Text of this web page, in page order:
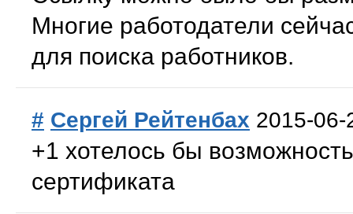
Многие работодатели
для поиска работников.
# Сергей Рейтенбах 2015-06-
+1 хотелось бы
сертификата